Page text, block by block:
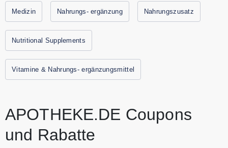
Rabattaktionen von APOTHEKE.DE finden Sie immer hier
auf Gutscheine.codes.
Medizin Nahrungs- ergänzung Nahrungszusatz
Nutritional Supplements
Vitamine & Nahrungs- ergänzungsmittel
APOTHEKE.DE Coupons
und Rabatte